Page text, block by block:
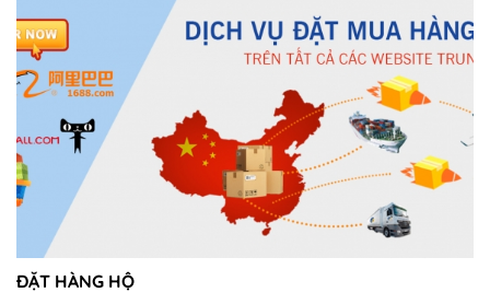
ĐẶT HÀNG HỘ